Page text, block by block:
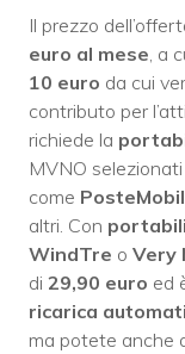
Il prezzo
euro al mese , a
10 euro da cui
contributo per
richiede la
MVNO
come
altri. Con
WindTre o Very
di 29,90 euro ed
ricarica
ma potete anche